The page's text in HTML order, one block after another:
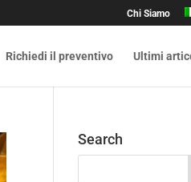
Chi Siamo
Richiedi il preventivo Ultimi
Search